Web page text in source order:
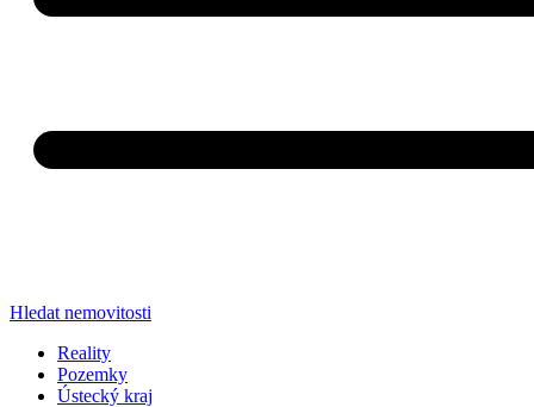
Hledat nemovitosti
Reality
Pozemky
Ústecký kraj